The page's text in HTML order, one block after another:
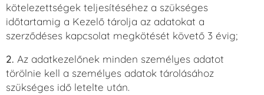
kötelezettségek teljesítéséhez a szükséges
időtartamig a Kezelő tárolja az adatokat a
szerződéses kapcsolat megkötését követő 3 évig;
2. Az adatkezelőnek minden személyes adatot
törölnie kell a személyes adatok tárolásához
szükséges idő letelte után.